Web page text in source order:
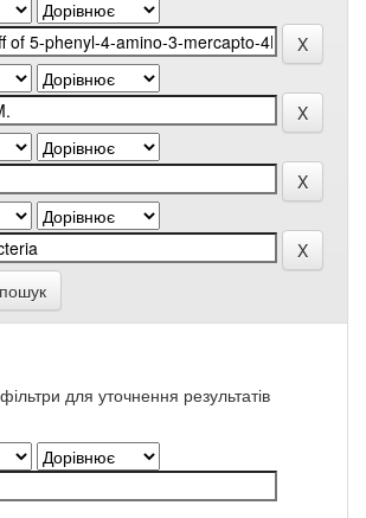
для уточнення результатів